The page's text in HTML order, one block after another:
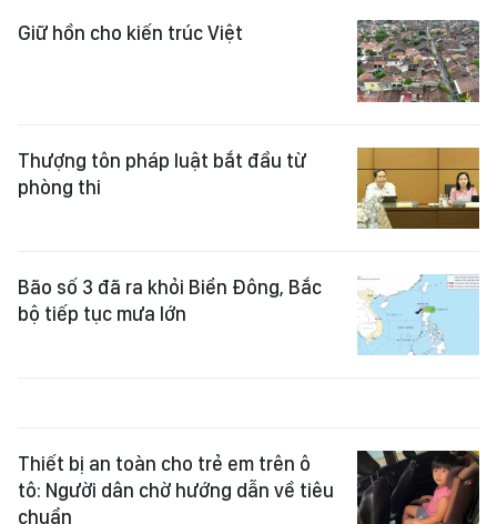
Giữ hồn cho kiến trúc Việt
Thượng tôn pháp luật bắt đầu từ
phòng thi
Bão số 3 đã ra khỏi Biển Đông, Bắc
bộ tiếp tục mưa lớn
Thiết bị an toàn cho trẻ em trên ô
tô: Người dân chờ hướng dẫn về tiêu
chuẩn